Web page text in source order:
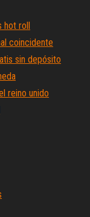
hot roll
coincidente
sin depósito
reino unido